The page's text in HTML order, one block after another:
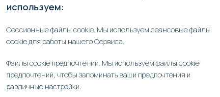
используем:
Сессионные файлы cookie. Мы используем сеансовые файлы
cookie для работы нашего Сервиса.
Файлы cookie предпочтений. Мы используем файлы cookie
предпочтений, чтобы запоминать ваши предпочтения и
различные настройки.